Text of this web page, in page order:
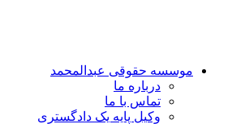
موسسه حقوقی عبدالمحمد
درباره ما
تماس با ما
وکیل پایه یک دادگستری